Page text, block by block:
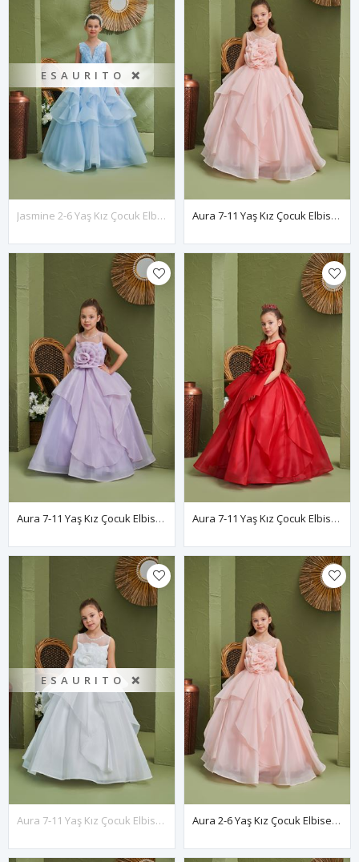
ESAURITO ❌
Jasmine 2-6 Yaş Kız Çocuk Elbise 20192 Bebe Mavi Aura 7-11 Yaş Kız Çocuk Elbise 30165 Somon
Aura 7-11 Yaş Kız Çocuk Elbise 30165 Lila Aura 7-11 Yaş Kız Çocuk Elbise 30165 Kırmızı
ESAURITO ❌
Aura 7-11 Yaş Kız Çocuk Elbise 30165 Kırık Beyaz Aura 2-6 Yaş Kız Çocuk Elbise 20165 Somon